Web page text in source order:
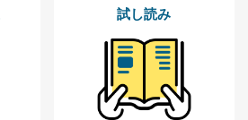
購入商品の配送のため
ｅメール等による商品、サービ
ス、キャンペーン等の広告の案内
個人が特定できない形で取得した
閲覧履歴や購買履歴等の情報を分
試し読み